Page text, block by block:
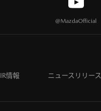
@MazdaOfficial
IR情報 ニュースリリース